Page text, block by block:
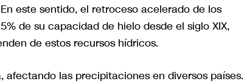
este sentido, el retroceso acelerado de los
de su capacidad de hielo desde el siglo XIX,
de estos recursos hídricos.
las precipitaciones en diversos países.